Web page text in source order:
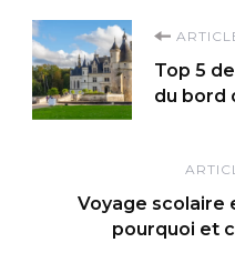
d'article
Top 5
du bord
Voyage scolaire
pourquoi et